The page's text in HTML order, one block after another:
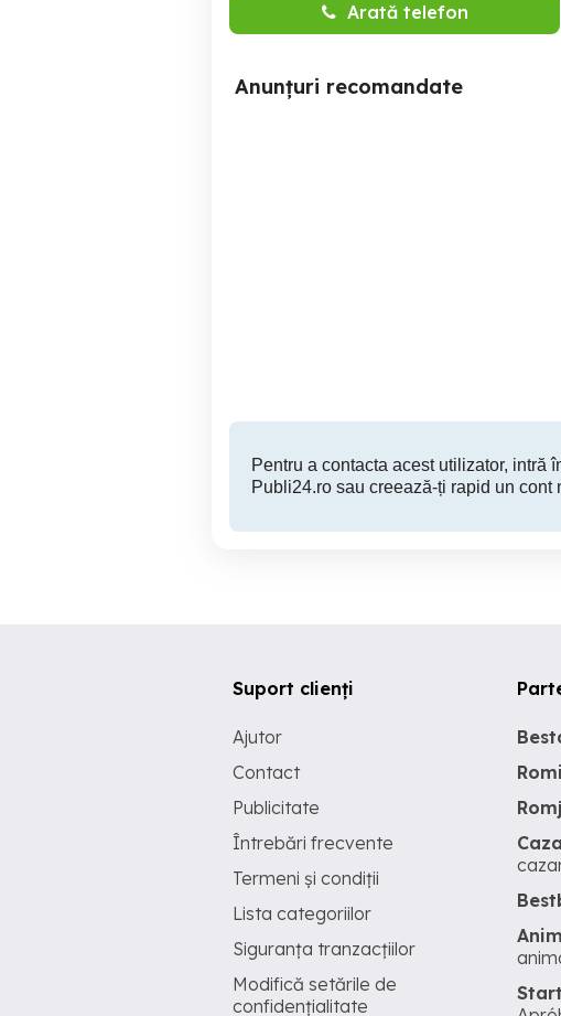
Arată telefon
Anunțuri recomandate
Pentru a contacta acest utilizator, intră
Publi24.ro sau creează-ți rapid un cont
Suport clienți
Ajutor
Contact
Publicitate
Întrebări frecvente
Termeni și condiții
Lista categoriilor
Siguranța tranzacțiilor
Modifică setările de
confidențialitate